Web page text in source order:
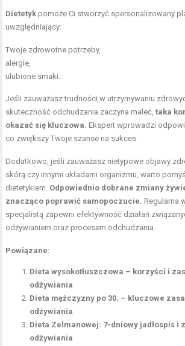
Dietetyk pomoże Ci stworzyć spersonalizowany
uwzględniający:
Twoje zdrowotne potrzeby,
alergie,
ulubione smaki.
Jeśli zauważasz trudności w utrzymywaniu
skuteczność odchudzania zaczyna maleć,taka
okazać się kluczowa. Ekspert wprowadzi
co zwiększy Twoje szanse na sukces.
Dodatkowo, jeśli zauważasz nietypowe objawy
skórą czy innymi układami organizmu, warto
dietetykiem. Odpowiednio dobrane zmiany
znacząco poprawić samopoczucie. Regularna
specjalistą zapewni efektywność działań
odżywianiem oraz procesem odchudzania.
Powiązane:
Dieta wysokotłuszczowa – korzyści i
odżywiania
Dieta mężczyzny po 30. – kluczowe
odżywiania
Dieta Zelmanowej: 7-dniowy jadłospis i
odżywiania